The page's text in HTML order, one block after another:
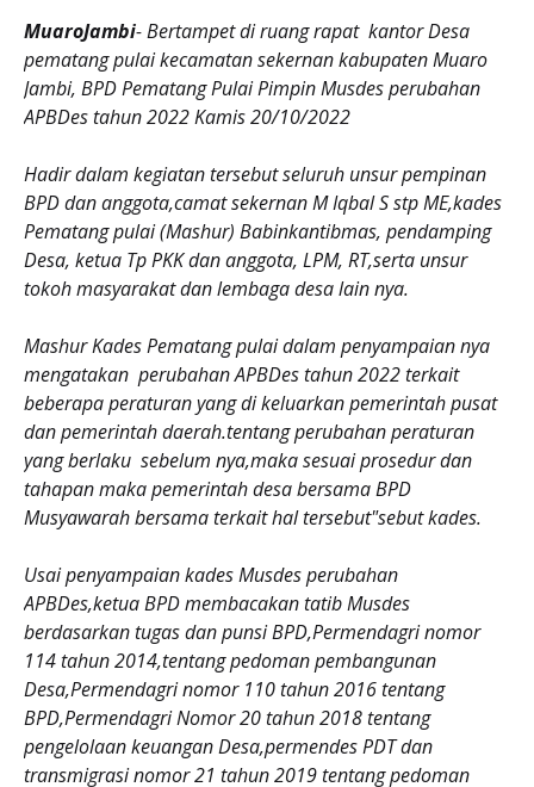
MuaroJambi- Bertampet di ruang rapat kantor Desa
pematang pulai kecamatan sekernan kabupaten Muaro
Jambi, BPD Pematang Pulai Pimpin Musdes perubahan
APBDes tahun 2022 Kamis 20/10/2022
Hadir dalam kegiatan tersebut seluruh unsur pempinan
BPD dan anggota,camat sekernan M Iqbal S stp ME,kades
Pematang pulai (Mashur) Babinkantibmas, pendamping
Desa, ketua Tp PKK dan anggota, LPM, RT,serta unsur
tokoh masyarakat dan lembaga desa lain nya.
Mashur Kades Pematang pulai dalam penyampaian nya
mengatakan perubahan APBDes tahun 2022 terkait
beberapa peraturan yang di keluarkan pemerintah pusat
dan pemerintah daerah.tentang perubahan peraturan
yang berlaku sebelum nya,maka sesuai prosedur dan
tahapan maka pemerintah desa bersama BPD
Musyawarah bersama terkait hal tersebut"sebut kades.
Usai penyampaian kades Musdes perubahan
APBDes,ketua BPD membacakan tatib Musdes
berdasarkan tugas dan punsi BPD,Permendagri nomor
114 tahun 2014,tentang pedoman pembangunan
Desa,Permendagri nomor 110 tahun 2016 tentang
BPD,Permendagri Nomor 20 tahun 2018 tentang
pengelolaan keuangan Desa,permendes PDT dan
transmigrasi nomor 21 tahun 2019 tentang pedoman